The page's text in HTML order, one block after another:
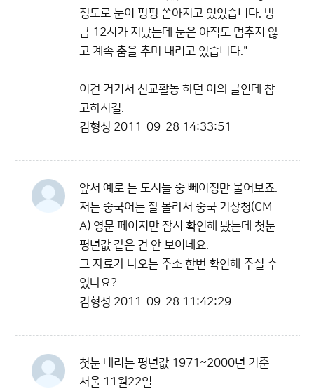
정도로 눈이 펑펑 쏟아지고 있었습니다. 방
금 12시가 지났는데 눈은 아직도 멈추지 않
고 계속 춤을 추며 내리고 있습니다."
이건 거기서 선교활동 하던 이의 글인데 참
고하시길.
김형성 2011-09-28 14:33:51
앞서 예로 든 도시들 중 뻬이징만 물어보죠.
저는 중국어는 잘 몰라서 중국 기상청(CM
A) 영문 페이지만 잠시 확인해 봤는데 첫눈
평년값 같은 건 안 보이네요.
그 자료가 나오는 주소 한번 확인해 주실 수
있나요?
김형성 2011-09-28 11:42:29
첫눈 내리는 평년값 1971~2000년 기준
서울 11월22일